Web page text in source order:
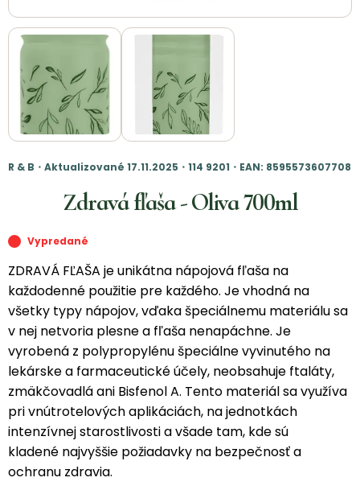
R & B・Aktualizované 17.11.2025・114 9201・EAN: 8595573607708
Zdravá fľaša - Oliva 700ml
Vypredané
ZDRAVÁ FĽAŠA je unikátna nápojová fľaša na
každodenné použitie pre každého. Je vhodná na
všetky typy nápojov, vďaka špeciálnemu materiálu sa
v nej netvoria plesne a fľaša nenapáchne. Je
vyrobená z polypropylénu špeciálne vyvinutého na
lekárske a farmaceutické účely, neobsahuje ftaláty,
zmäkčovadlá ani Bisfenol A. Tento materiál sa využíva
pri vnútrotelových aplikáciách, na jednotkách
intenzívnej starostlivosti a všade tam, kde sú
kladené najvyššie požiadavky na bezpečnosť a
ochranu zdravia.